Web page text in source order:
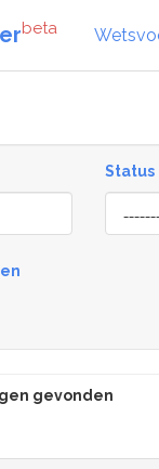
beta
Status
[invalid
name]
gevonden